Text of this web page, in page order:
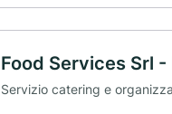
Food Services Srl
Servizio catering e